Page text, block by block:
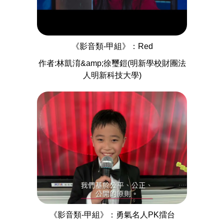
《影音類-甲組》：Red
作者:林凱淯&amp;徐璽鎧(明新學校財團法
人明新科技大學)
《影音類-甲組》：勇氣名人PK擂台